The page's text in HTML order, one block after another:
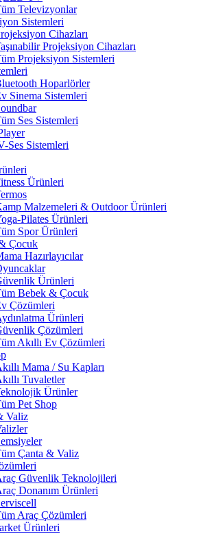
Televizyonlar
Sistemleri
Cihazları
Projeksiyon Cihazları
Projeksiyon Sistemleri
Hoparlörler
Sinema Sistemleri
Ses Sistemleri
Ses Sistemleri
Ürünleri
Malzemeleri & Outdoor Ürünleri
Pilates Ürünleri
Spor Ürünleri
Çocuk
Hazırlayıcılar
Ürünleri
Bebek & Çocuk
Çözümleri
Ürünleri
Çözümleri
Akıllı Ev Çözümleri
Mama / Su Kapları
Tuvaletler
Ürünler
Pet Shop
Valiz
Çanta & Valiz
Güvenlik Teknolojileri
Donanım Ürünleri
Araç Çözümleri
Ürünleri